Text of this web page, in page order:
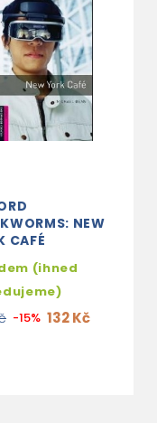
NEW
CAFÉ
(ihned
-15% 132 Kč